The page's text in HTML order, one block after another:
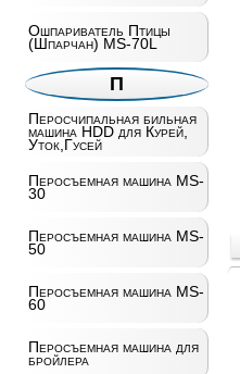
Ошпариватель Птицы
(Шпарчан) MS-70L
П
Перосчипальная бильная
машина HDD для Курей,
Уток,Гусей
Перосъемная машина MS-
30
Перосъемная машина MS-
50
Перосъемная машина MS-
60
Перосъемная машина для
бройлера